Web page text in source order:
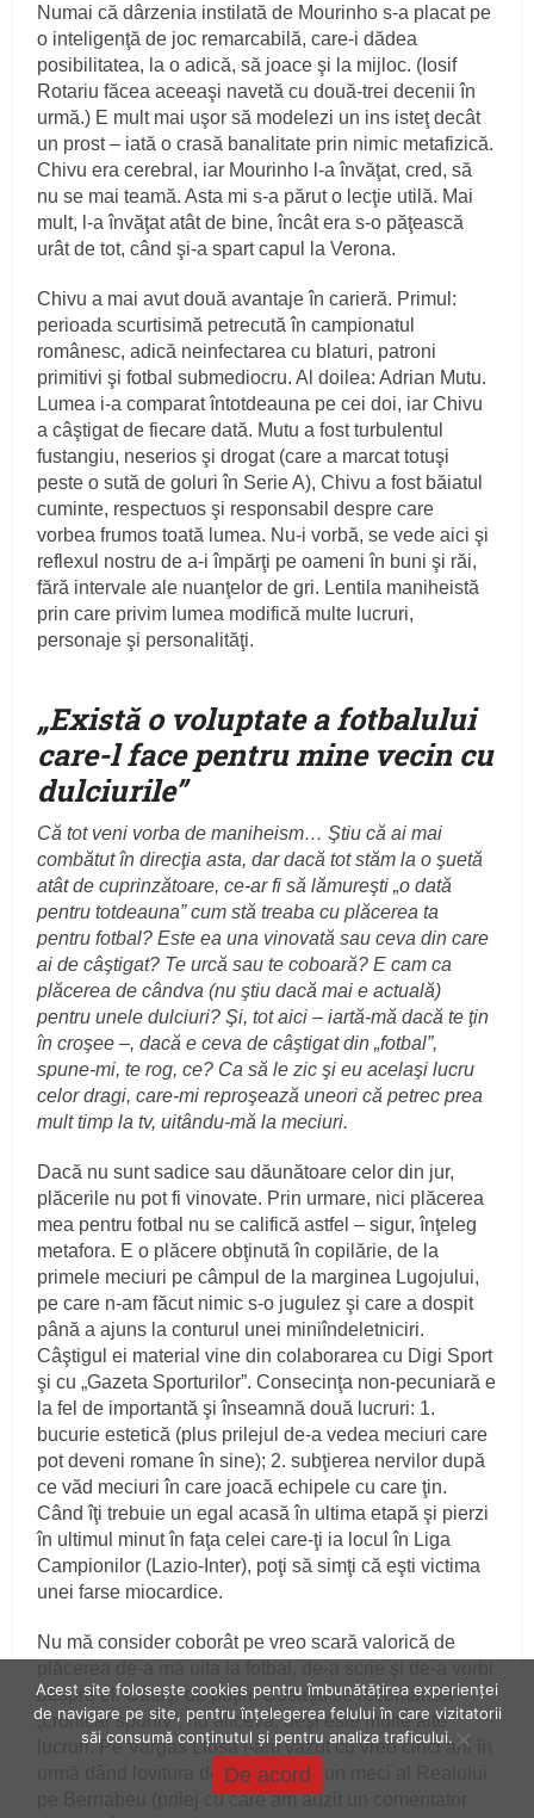
Numai că dârzenia instilată de Mourinho s-a placat pe
o inteligenţă de joc remarcabilă, care-i dădea
posibilitatea, la o adică, să joace şi la mijloc. (Iosif
Rotariu făcea aceeaşi navetă cu două-trei decenii în
urmă.) E mult mai uşor să modelezi un ins isteţ decât
un prost – iată o crasă banalitate prin nimic metafizică.
Chivu era cerebral, iar Mourinho l-a învăţat, cred, să
nu se mai teamă. Asta mi s-a părut o lecţie utilă. Mai
mult, l-a învăţat atât de bine, încât era s-o păţească
urât de tot, când şi-a spart capul la Verona.
Chivu a mai avut două avantaje în carieră. Primul:
perioada scurtisimă petrecută în campionatul
românesc, adică neinfectarea cu blaturi, patroni
primitivi şi fotbal submediocru. Al doilea: Adrian Mutu.
Lumea i-a comparat întotdeauna pe cei doi, iar Chivu
a câştigat de fiecare dată. Mutu a fost turbulentul
fustangiu, neserios şi drogat (care a marcat totuşi
peste o sută de goluri în Serie A), Chivu a fost băiatul
cuminte, respectuos şi responsabil despre care
vorbea frumos toată lumea. Nu-i vorbă, se vede aici şi
reflexul nostru de a-i împărţi pe oameni în buni şi răi,
fără intervale ale nuanţelor de gri. Lentila maniheistă
prin care privim lumea modifică multe lucruri,
personaje şi personalităţi.
„Există o voluptate a fotbalului
care-l face pentru mine vecin cu
dulciurile”
Că tot veni vorba de maniheism… Ştiu că ai mai
combătut în direcţia asta, dar dacă tot stăm la o şuetă
atât de cuprinzătoare, ce-ar fi să lămureşti „o dată
pentru totdeauna” cum stă treaba cu plăcerea ta
pentru fotbal? Este ea una vinovată sau ceva din care
ai de câştigat? Te urcă sau te coboară? E cam ca
plăcerea de cândva (nu ştiu dacă mai e actuală)
pentru unele dulciuri? Şi, tot aici – iartă-mă dacă te ţin
în croşee –, dacă e ceva de câştigat din „fotbal”,
spune-mi, te rog, ce? Ca să le zic şi eu acelaşi lucru
celor dragi, care-mi reproşează uneori că petrec prea
mult timp la tv, uitându-mă la meciuri.
Dacă nu sunt sadice sau dăunătoare celor din jur,
plăcerile nu pot fi vinovate. Prin urmare, nici plăcerea
mea pentru fotbal nu se califică astfel – sigur, înţeleg
metafora. E o plăcere obţinută în copilărie, de la
primele meciuri pe câmpul de la marginea Lugojului,
pe care n-am făcut nimic s-o jugulez şi care a dospit
până a ajuns la conturul unei miniîndeletniciri.
Câştigul ei material vine din colaborarea cu Digi Sport
şi cu „Gazeta Sporturilor”. Consecinţa non-pecuniară e
la fel de importantă şi înseamnă două lucruri: 1.
bucurie estetică (plus prilejul de-a vedea meciuri care
pot deveni romane în sine); 2. subţierea nervilor după
ce văd meciuri în care joacă echipele cu care ţin.
Când îţi trebuie un egal acasă în ultima etapă şi pierzi
în ultimul minut în faţa celei care-ţi ia locul în Liga
Campionilor (Lazio-Inter), poţi să simţi că eşti victima
unei farse miocardice.
Nu mă consider coborât pe vreo scară valorică de
despre el. Câtuşi de puţin. Cosaşu se recomandă
„cronicar sportiv”, nu altceva, deşi este multe alte
lucruri. Pe Vargas Llosa l-am văzut cu vreo cinci ani în
urmă dând lovitura de începere la un meci al Realului
pe Bernabeu (prilej cu care am auzit un comentator
Acest site folosește cookies pentru îmbunătățirea experienței
de navigare pe site, pentru înțelegerea felului în care vizitatorii
săi consumă conținutul și pentru analiza traficului.
De acord